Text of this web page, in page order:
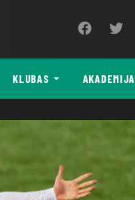
KLUBAS AKADEMIJA